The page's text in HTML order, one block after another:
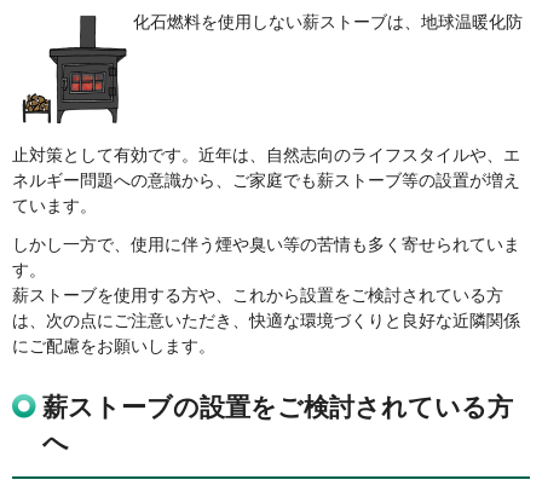
化石燃料を使用しない薪ストーブは、地球温暖化防
止対策として有効です。近年は、自然志向のライフスタイルや、エ
ネルギー問題への意識から、ご家庭でも薪ストーブ等の設置が増え
ています。
しかし一方で、使用に伴う煙や臭い等の苦情も多く寄せられていま
す。
薪ストーブを使用する方や、これから設置をご検討されている方
は、次の点にご注意いただき、快適な環境づくりと良好な近隣関係
にご配慮をお願いします。
薪ストーブの設置をご検討されている方
へ